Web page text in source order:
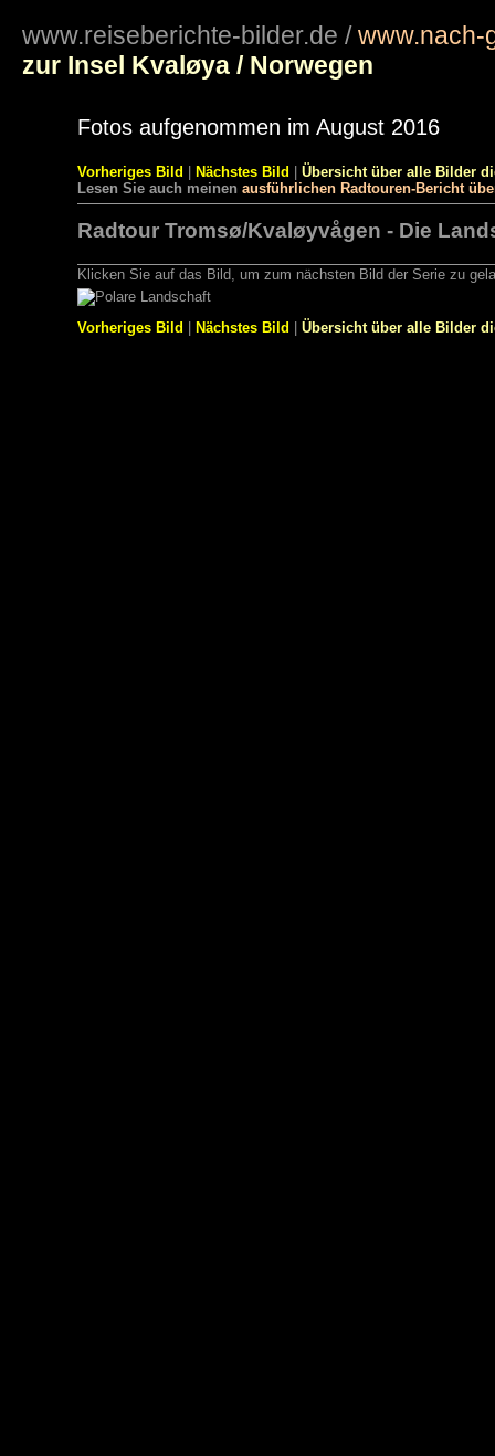
www.reiseberichte-bilder.de /www.nach-
zur Insel Kvaløya / Norwegen
Fotos aufgenommen im August 2016
Vorheriges Bild | Nächstes Bild | Übersicht über alle Bilder
Lesen Sie auch meinen ausführlichen Radtouren-Bericht
Radtour Tromsø/Kvaløyvågen - Die
Klicken Sie auf das Bild, um zum nächsten Bild der Serie zu
Vorheriges Bild Nächstes Bild Übersicht über alle Bilder